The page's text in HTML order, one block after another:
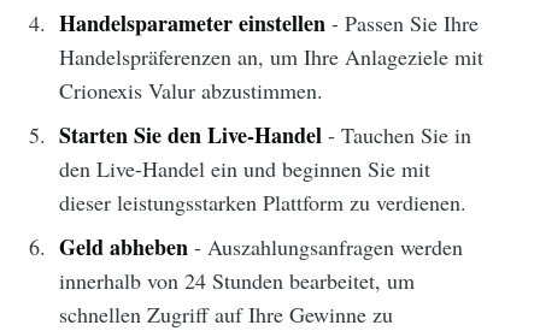
Handelsparameter einstellen- Passen Sie Ihre
Handelspräferenzen an, um Ihre Anlageziele mit
Crionexis Valur abzustimmen.
Starten Sie den Live-Handel- Tauchen Sie in
den Live-Handel ein und beginnen Sie mit
dieser leistungsstarken Plattform zu verdienen.
Geld abheben- Auszahlungsanfragen werden
innerhalb von 24 Stunden bearbeitet, um
schnellen Zugriff auf Ihre Gewinne zu